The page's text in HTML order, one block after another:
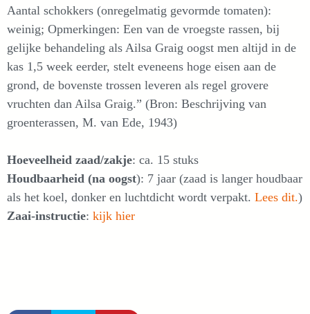
Aantal schokkers (onregelmatig gevormde tomaten):
weinig; Opmerkingen: Een van de vroegste rassen, bij
gelijke behandeling als Ailsa Graig oogst men altijd in de
kas 1,5 week eerder, stelt eveneens hoge eisen aan de
grond, de bovenste trossen leveren als regel grovere
vruchten dan Ailsa Graig.” (Bron: Beschrijving van
groenterassen, M. van Ede, 1943)
Hoeveelheid zaad/zakje: ca. 15 stuks
Houdbaarheid (na oogst): 7 jaar (zaad is langer houdbaar
als het koel, donker en luchtdicht wordt verpakt. Lees dit.)
Zaai-instructie: kijk hier